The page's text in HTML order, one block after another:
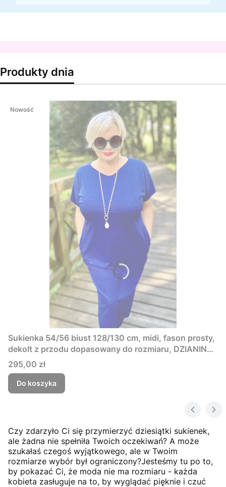
Produkty dnia
Nowość
Sukienka 54/56 biust 128/130 cm, midi, fason prosty,
dekolt z przodu dopasowany do rozmiaru, DZIANINA
ŻAKARDOWA PREMIUM, GRANATOWA, TŁOCZONE
KWIAT
Cena
295,00 zł
Do koszyka
Czy zdarzyło Ci się przymierzyć dziesiątki sukienek,
ale żadna nie spełniła Twoich oczekiwań? A może
szukałaś czegoś wyjątkowego, ale w Twoim
rozmiarze wybór był ograniczony?Jesteśmy tu po to,
by pokazać Ci, że moda nie ma rozmiaru - każda
kobieta zasługuje na to, by wyglądać pięknie i czuć